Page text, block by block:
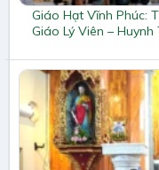
Giáo Hạt Vĩnh Phúc:
Giáo Lý Viên – Huynh